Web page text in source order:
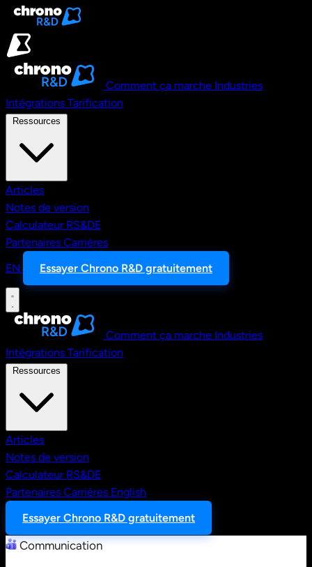
Aller au contenu principal
Comment ça marche Industries
Intégrations Tarification
Articles
Notes de version
Calculateur RS&DE
Partenaires Carrières
EN
Essayer Chrono R&D gratuitement
Comment ça marche Industries
Intégrations Tarification
Articles
Notes de version
Calculateur RS&DE
Partenaires Carrières English
Essayer Chrono R&D gratuitement
Communication